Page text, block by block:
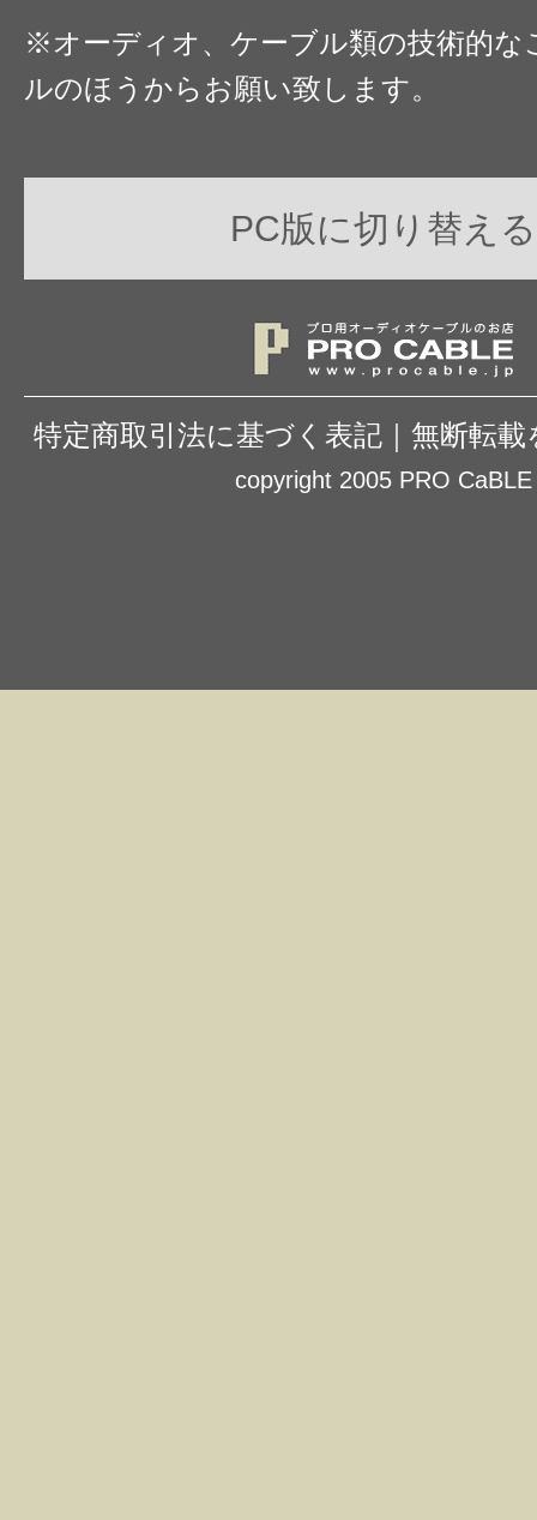
※オーディオ、ケーブル類の技術的な
ルのほうからお願い致します。
PC版に切り替える
特定商取引法に基づく表記 無断転載
copyright 2005 PRO CaBLE